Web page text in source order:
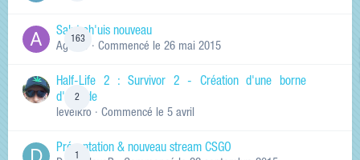
163
Salut ch'uis nouveau
Ag0Nie · Commencé le 26 mai 2015
2
Half-Life 2 : Survivor 2 - Création d'une borne
d'arcade
levelkro · Commencé le 5 avril
Présentation & nouveau stream CSGO